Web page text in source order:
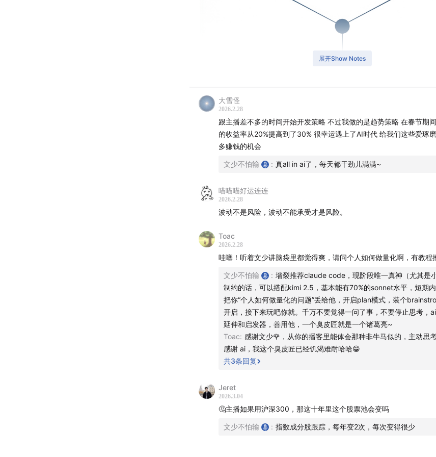
展开Show Notes
大雪怪
2026.2.28
跟主播差不多的时间开始开发策略 不过我做的是趋势策略 在春节期
的收益率从20%提高到了30% 很幸运遇上了AI时代 给我们这些爱琢
多赚钱的机会
文少不怕输 : 真all in ai了，每天都干劲儿满满~
喵喵喵好运连连
2026.2.28
波动不是风险，波动不能承受才是风险。
Toac
2026.2.28
哇噻！听着文少讲脑袋里都觉得爽，请问个人如何做量化啊，有教程
文少不怕输 : 墙裂推荐claude code，现阶段唯一真神（尤其是
制约的话，可以搭配kimi 2.5，基本能有70%的sonnet水平，短期内
把你“个人如何做量化的问题”丢给他，开启plan模式，装个
开启，接下来玩吧你就。千万不要觉得一问了事，不要停止思考，
延伸和启发器，善用他，一个臭皮匠就是一个诸葛亮~
Toac: 感谢文少🌹，从你的播客里能体会那种非牛马似的，主动思考
感谢 ai，我这个臭皮匠已经饥渴难耐哈哈😁
共3条回复
Jeret
2026.3.04
🤔主播如果用沪深300，那这十年里这个股票池会变吗
文少不怕输 : 指数成分股跟踪，每年变2次，每次变得很少